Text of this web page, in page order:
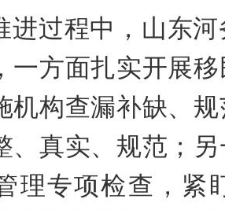
进过程中，山东
一方面扎实开展
机构查漏补缺、
、真实、规范；
理专项检查，紧